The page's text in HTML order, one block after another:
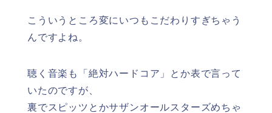
こういうところ変にいつもこだわりすぎちゃう
んですよね。
聴く音楽も「絶対ハードコア」とか表で言って
いたのですが、
裏でスピッツとかサザンオールスターズめちゃ